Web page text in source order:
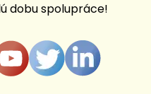
dobu spolupráce!